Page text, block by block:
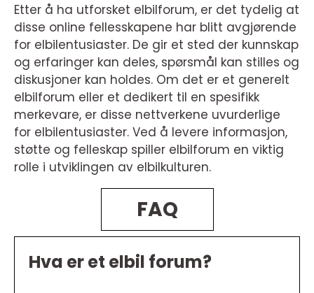
Etter å ha utforsket elbilforum, er det tydelig at
disse online fellesskapene har blitt avgjørende
for elbilentusiaster. De gir et sted der kunnskap
og erfaringer kan deles, spørsmål kan stilles og
diskusjoner kan holdes. Om det er et generelt
elbilforum eller et dedikert til en spesifikk
merkevare, er disse nettverkene uvurderlige
for elbilentusiaster. Ved å levere informasjon,
støtte og felleskap spiller elbilforum en viktig
rolle i utviklingen av elbilkulturen.
FAQ
Hva er et elbil forum?